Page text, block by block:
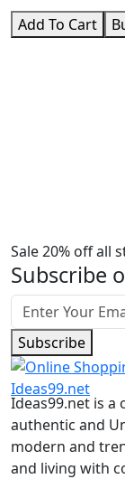
Add To Cart
Sale 20% off all
Subscribe
Subscribe
Ideas99.net is
authentic and
modern and
and living with